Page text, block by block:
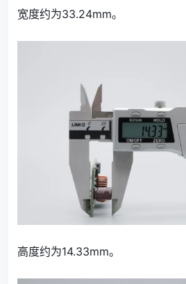
宽度约为33.24mm。
高度约为14.33mm。